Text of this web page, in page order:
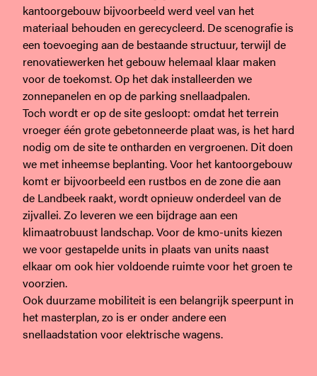
kantoorgebouw bijvoorbeeld werd veel van het
materiaal behouden en gerecycleerd. De scenografie is
een toevoeging aan de bestaande structuur, terwijl de
renovatiewerken het gebouw helemaal klaar maken
voor de toekomst. Op het dak installeerden we
zonnepanelen en op de parking snellaadpalen.
Toch wordt er op de site gesloopt: omdat het terrein
vroeger één grote gebetonneerde plaat was, is het hard
nodig om de site te ontharden en vergroenen. Dit doen
we met inheemse beplanting. Voor het kantoorgebouw
komt er bijvoorbeeld een rustbos en de zone die aan
de Landbeek raakt, wordt opnieuw onderdeel van de
zijvallei. Zo leveren we een bijdrage aan een
klimaatrobuust landschap. Voor de kmo-units kiezen
we voor gestapelde units in plaats van units naast
elkaar om ook hier voldoende ruimte voor het groen te
voorzien.
Ook duurzame mobiliteit is een belangrijk speerpunt in
het masterplan, zo is er onder andere een
snellaadstation voor elektrische wagens.